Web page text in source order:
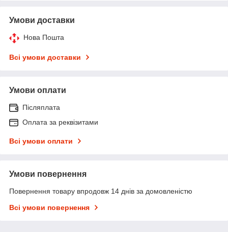
Умови доставки
Нова Пошта
Всі умови доставки
Умови оплати
Післяплата
Оплата за реквізитами
Всі умови оплати
Умови повернення
Повернення товару впродовж 14 днів за домовленістю
Всі умови повернення